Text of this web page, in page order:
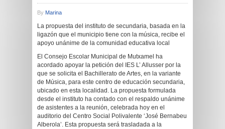
By Marina
La propuesta del instituto de secundaria, basada en la
ligazón que el municipio tiene con la música, recibe el
apoyo unánime de la comunidad educativa local
El Consejo Escolar Municipal de Mutxamel ha
acordado apoyar la petición del IES L’ Allusser por la
que se solicita el Bachillerato de Artes, en la variante
de Música, para este centro de educación secundaria,
ubicado en esta localidad. La propuesta formulada
desde el instituto ha contado con el respaldo unánime
de asistentes a la reunión, celebrada hoy en el
auditorio del Centro Social Polivalente ‘José Bernabeu
Alberola’. Esta propuesta será trasladada a la